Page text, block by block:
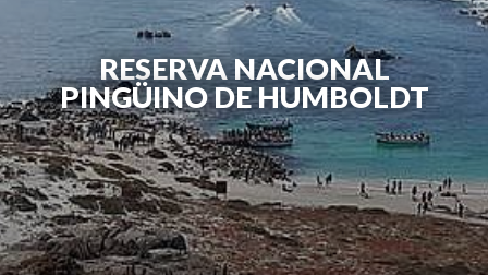
RESERVA NACIONAL
PINGÜINO DE HUMBOLDT